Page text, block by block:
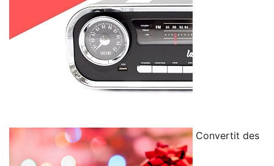
Convertit des